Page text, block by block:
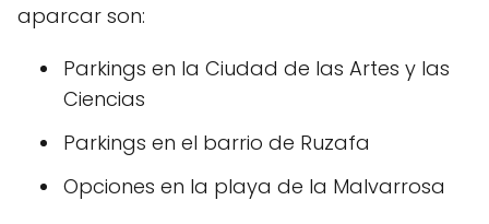
aparcar son:
Parkings en la Ciudad de las Artes y las
Ciencias
Parkings en el barrio de Ruzafa
Opciones en la playa de la Malvarrosa